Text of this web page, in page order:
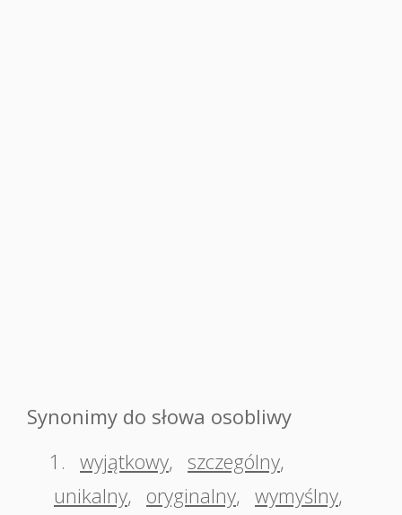
Synonimy do słowa osobliwy
1. wyjątkowy, szczególny,
unikalny, oryginalny, wymyślny,